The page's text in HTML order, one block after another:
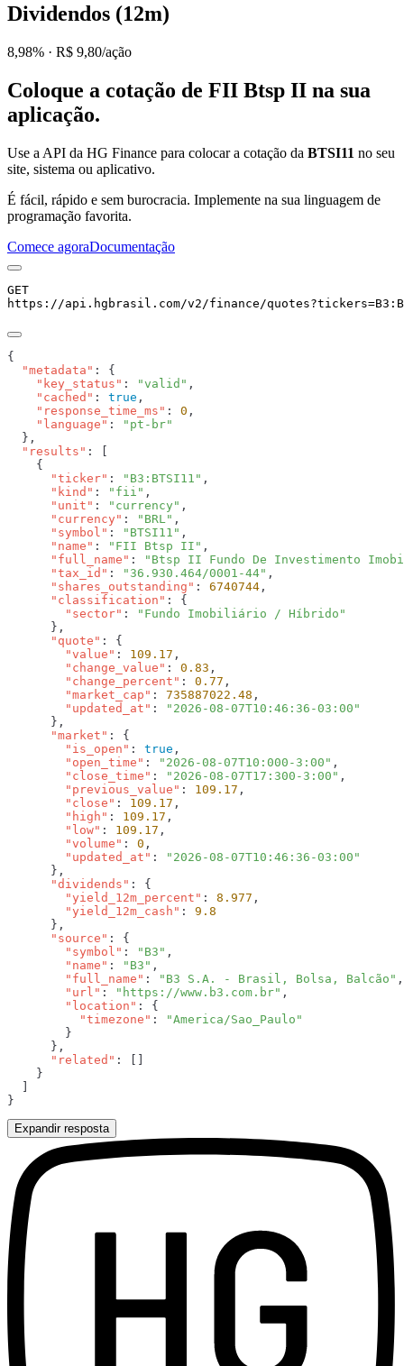
Dividendos (12m)
8,98% · R$ 9,80/ação
Coloque a cotação de FII Btsp II na sua
aplicação.
Use a API da HG Finance para colocar a cotação da BTSI11 no seu
site, sistema ou aplicativo.
É fácil, rápido e sem burocracia. Implemente na sua linguagem de
programação favorita.
Comece agoraDocumentação
GET
https://api.hgbrasil.com/v2/finance/quotes?tickers=
  "metadata"
    "key_status"
: "valid"
    "cached"
: true
    "response_time_ms"
: 0
    "language"
:
  "results"
      "ticker"
: "B3:BTSI11"
      "kind"
: "fii"
      "unit"
: "currency"
      "currency"
: "BRL"
      "symbol"
: "BTSI11"
      "name"
: "FII Btsp II"
      "full_name"
:
"Btsp II Fundo De Investimento
      "tax_id"
: "36.930.464/0001-44"
      "shares_outstanding"
: 6740744
      "classification"
        "sector"
:
      "quote"
        "value"
: 109.17
        "change_value"
: 0.83
        "change_percent"
: 0.77
        "market_cap"
: 735887022.48
        "updated_at"
:
      "market"
        "is_open"
: true
        "open_time"
: "2026-08-07T10:000-3:00"
        "close_time"
: "2026-08-07T17:300-3:00"
        "previous_value"
: 109.17
        "close"
: 109.17
        "high"
: 109.17
        "low"
: 109.17
        "volume"
: 0
        "updated_at"
:
      "dividends"
        "yield_12m_percent"
: 8.977
        "yield_12m_cash"
:
      "source"
        "symbol"
: "B3"
        "name"
: "B3"
        "full_name"
:
"B3 S.A. - Brasil, Bolsa, Balcão"
        "url"
: "https://www.b3.com.br"
        "location"
          "timezone"
:
      "related"
Expandir resposta